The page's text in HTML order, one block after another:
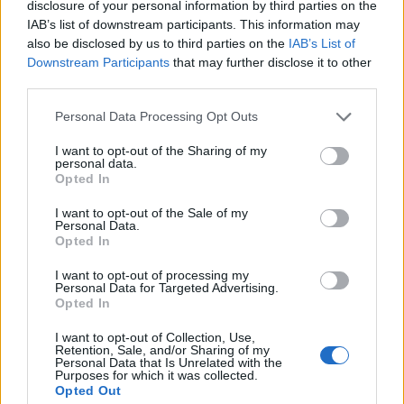
disclosure of your personal information by third parties on the
IAB’s list of downstream participants. This information may
also be disclosed by us to third parties on the IAB’s List of
Downstream Participants that may further disclose it to other
Personal Data Processing Opt Outs
I want to opt-out of the Sharing of my
personal data.
Opted In
I want to opt-out of the Sale of my
Personal Data.
Opted In
I want to opt-out of processing my
Personal Data for Targeted Advertising.
Opted In
I want to opt-out of Collection, Use,
Retention, Sale, and/or Sharing of my
Personal Data that Is Unrelated with the
Purposes for which it was collected.
Opted Out
agenzia delle entrate
4.740 euro
seguito della crisi economica causata dall'epidemia di
agenzia delle entrate
10.434 euro
2021-11-30
esenzioni fiscali e crediti d'imposta adottati a
seguito della crisi economica causata dall'epidemia di
COVID-19 [con mo
agenzia delle entrate
36 euro
Fonte:Registro Nazionale Aiuti di Stato (RNA)
– Open Data, licenza
IODL 2.0. Dati aggiornati al 2026-07-02.